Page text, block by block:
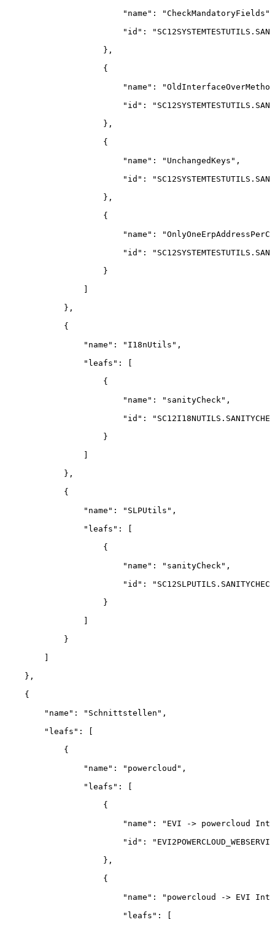
"name" : "CheckMandatoryFields"
"id" :
} ,
{
"name" :
"id" :
} ,
{
"name" : "UnchangedKeys" ,
"id" :
} ,
{
"name" :
"id" :
}
]
} ,
{
"name" : "I18nUtils" ,
"leafs" :
[
{
"name" : "sanityCheck" ,
"id" :
}
]
} ,
{
"name" : "SLPUtils" ,
"leafs" :
[
{
"name" : "sanityCheck" ,
"id" :
}
]
}
]
} ,
{
"name" : "Schnittstellen" ,
"leafs" :
[
{
"name" : "powercloud" ,
"leafs" :
[
{
"name" : "EVI -> powercloud
"id" :
} ,
{
"name" : "powercloud -> EVI
"leafs" : [